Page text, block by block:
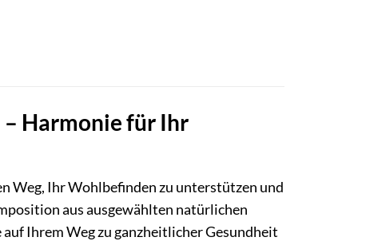
– Harmonie für Ihr
Weg, Ihr Wohlbefinden zu unterstützen und
aus ausgewählten natürlichen
Ihrem Weg zu ganzheitlicher Gesundheit